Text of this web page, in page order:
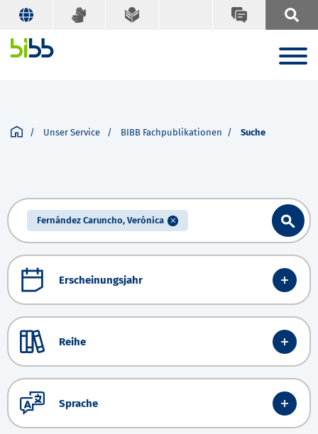
Unser Service BIBB Fachpublikationen Suche
Fernández Caruncho, Verónica
Erscheinungsjahr
Reihe
Sprache